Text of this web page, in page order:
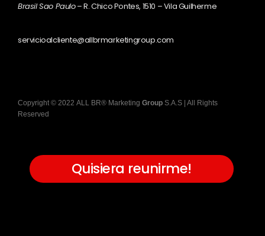
Brasil Sao Paulo– R. Chico Pontes, 1510 – Vila Guilherme
servicioalcliente@allbrmarketingroup.com
Copyright © 2022 ALL BR® Marketing Group S.A.S | All Rights
Reserved
Quisiera reunirme!